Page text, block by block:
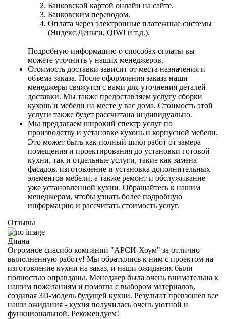
Банковской картой онлайн на сайте.
Банковским переводом.
Оплата через электронные платежные системы
(Яндекс.Деньги, QIWI и т.д.).
Подробную информацию о способах оплаты вы
можете уточнить у наших менеджеров.
Стоимость доставки зависит от места назначения и
объема заказа. После оформления заказа наши
менеджеры свяжутся с вами для уточнения деталей
доставки. Мы также предоставляем услугу сборки
кухонь и мебели на месте у вас дома. Стоимость этой
услуги также будет рассчитана индивидуально.
Мы предлагаем широкий спектр услуг по
производству и установке кухонь и корпусной мебели.
Это может быть как полный цикл работ от замера
помещения и проектирования до установки готовой
кухни, так и отдельные услуги, такие как замена
фасадов, изготовление и установка дополнительных
элементов мебели, а также ремонт и обслуживание
уже установленной кухни. Обращайтесь к нашим
менеджерам, чтобы узнать более подробную
информацию и рассчитать стоимость услуг.
Отзывы
Диана
Огромное спасибо компании "АРСИ-Хоум" за отлично
выполненную работу! Мы обратились к ним с проектом на
изготовление кухни на заказ, и наши ожидания были
полностью оправданы. Менеджер была очень внимательна к
нашим пожеланиям и помогла с выбором материалов,
создавая 3D-модель будущей кухни. Результат превзошел все
наши ожидания - кухня получилась очень уютной и
функциональной. Рекомендуем!